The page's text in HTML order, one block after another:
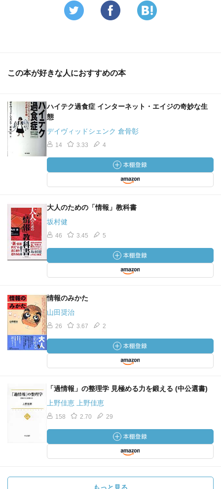
この本が好きな人におすすめの本
ハイテク過食症 インターネット・エイジの奇妙な生
態
デイヴィッドシェンク 倉骨彰
14 3.33 4
大人のための「情報」教科書
坂村健
46 3.45 5
情報のみかた
山田奨治
26 3.67 2
「過情報」の整理学 見極める力を鍛える (中公選書)
上野佳恵 上野佳恵
158 2.70 29